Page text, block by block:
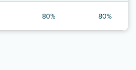
80% 80%